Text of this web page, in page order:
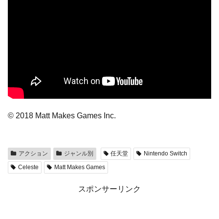
© 2018 Matt Makes Games Inc.
アクション ジャンル別 任天堂
Nintendo Switch
Celeste
Matt Makes Games
スポンサーリンク